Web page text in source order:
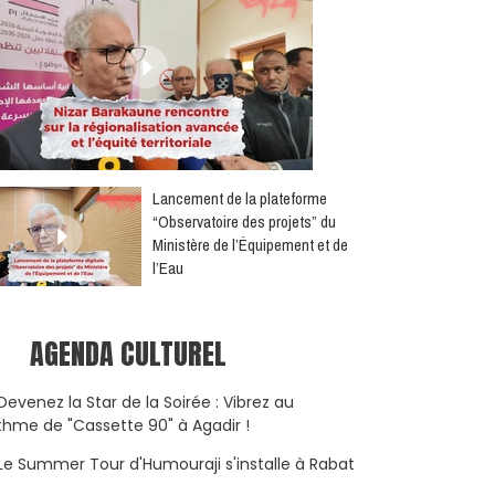
​Lancement de la plateforme
“Observatoire des projets” du
Ministère de l’Équipement et de
l’Eau
AGENDA CULTUREL
la Star de la Soirée : Vibrez au
de "Cassette 90" à Agadir !
Summer Tour d'Humouraji s'installe à Rabat